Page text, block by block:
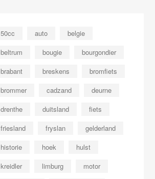
50cc auto
belgie
beltrum
bougie
bourgondier
brabant
breskens
bromfiets
brommer
cadzand
deurne
drenthe
duitsland
fiets
friesland
fryslan
gelderland
historie
hoek
hulst
kreidler
limburg
motor